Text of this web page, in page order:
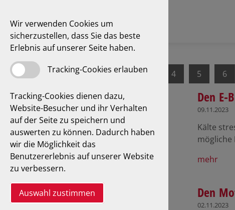
1 2 3 4 5 6
Den
09.11.2023
Kälte
mögliche
mehr
Den
02.11.2023
Wir verwenden Cookies um
sicherzustellen, dass Sie das beste
Erlebnis auf unserer Seite haben.
Tracking-Cookies erlauben
Tracking-Cookies dienen dazu,
Website-Besucher und ihr Verhalten
auf der Seite zu speichern und
auswerten zu können. Dadurch haben
wir die Möglichkeit das
Benutzererlebnis auf unserer Website
zu verbessern.
Auswahl zustimmen